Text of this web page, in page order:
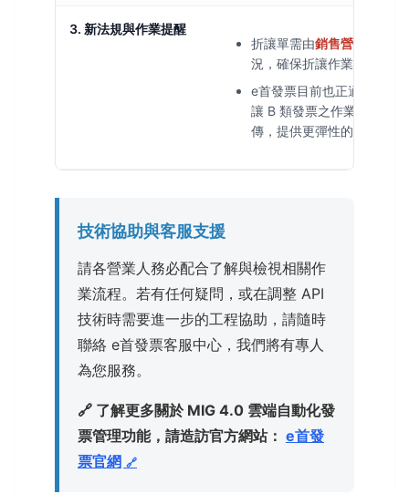
3. 新法規與作業提醒
折讓單需由銷售營業人
況，確保折讓作業完全符合
e首發票目前也正適度研究
讓 B 類發票之作業，全力
傳，提供更彈性的開立使用
技術協助與客服支援
請各營業人務必配合了解與檢視相關作
業流程。若有任何疑問，或在調整 API
技術時需要進一步的工程協助，請隨時
聯絡 e首發票客服中心，我們將有專人
為您服務。
🔗 了解更多關於 MIG 4.0 雲端自動化發
票管理功能，請造訪官方網站： e首發
票官網